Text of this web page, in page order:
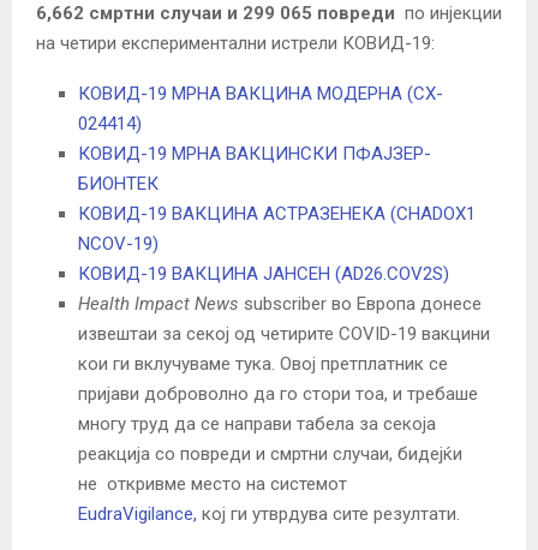
6,662 смртни случаи и 299 065 повреди по инјекции
на четири експериментални истрели КОВИД-19:
КОВИД-19 МРНА ВАКЦИНА МОДЕРНА (CX-
024414)
КОВИД-19 МРНА ВАКЦИНСКИ ПФАЈЗЕР-
БИОНТЕК
КОВИД-19 ВАКЦИНА АСТРАЗЕНЕКА (CHADOX1
NCOV-19)
КОВИД-19 ВАКЦИНА ЈАНСЕН (AD26.COV2S)
Health Impact News subscriber во Европа донесе
извештаи за секој од четирите COVID-19 вакцини
кои ги вклучуваме тука. Овој претплатник се
пријави доброволно да го стори тоа, и требаше
многу труд да се направи табела за секоја
реакција со повреди и смртни случаи, бидејќи
не откривме место на системот
EudraVigilance, кој ги утврдува сите резултати.